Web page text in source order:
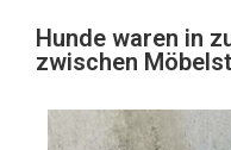
Hunde waren in
zwischen